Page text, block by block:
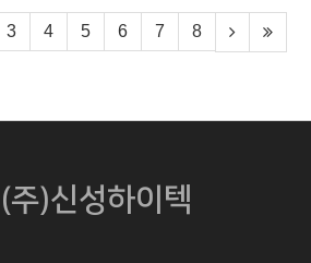
3 4 5 6 7 8
(주)신성하이텍